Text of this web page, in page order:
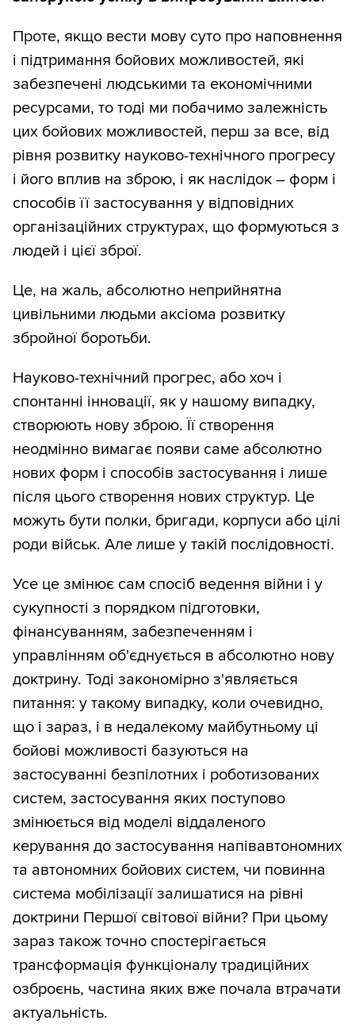
Проте, якщо вести мову суто про наповнення
і підтримання бойових можливостей, які
забезпечені людськими та економічними
ресурсами, то тоді ми побачимо залежність
цих бойових можливостей, перш за все, від
рівня розвитку науково-технічного прогресу
і його вплив на зброю, і як наслідок – форм і
способів її застосування у відповідних
організаційних структурах, що формуються з
людей і цієї зброї.
Це, на жаль, абсолютно неприйнятна
цивільними людьми аксіома розвитку
збройної боротьби.
Науково-технічний прогрес, або хоч і
спонтанні інновації, як у нашому випадку,
створюють нову зброю. Її створення
неодмінно вимагає появи саме абсолютно
нових форм і способів застосування і лише
після цього створення нових структур. Це
можуть бути полки, бригади, корпуси або цілі
роди військ. Але лише у такій послідовності.
Усе це змінює сам спосіб ведення війни і у
сукупності з порядком підготовки,
фінансуванням, забезпеченням і
управлінням об'єднується в абсолютно нову
доктрину. Тоді закономірно з'являється
питання: у такому випадку, коли очевидно,
що і зараз, і в недалекому майбутньому ці
бойові можливості базуються на
застосуванні безпілотних і роботизованих
систем, застосування яких поступово
змінюється від моделі віддаленого
керування до застосування напівавтономних
та автономних бойових систем, чи повинна
система мобілізації залишатися на рівні
доктрини Першої світової війни? При цьому
зараз також точно спостерігається
трансформація функціоналу традиційних
озброєнь, частина яких вже почала втрачати
актуальність.